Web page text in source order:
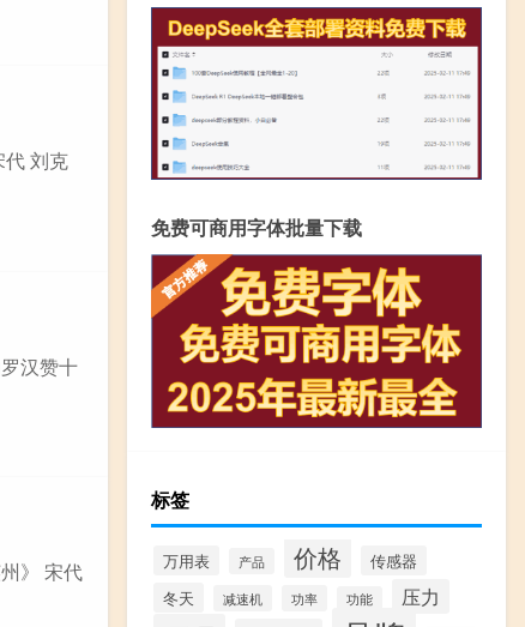
代 刘克
汉赞十
》 宋代
免费可商用字体批量下载
标签
万用表 产品 价格
传感器
冬天
减速机 功率 功能 压力